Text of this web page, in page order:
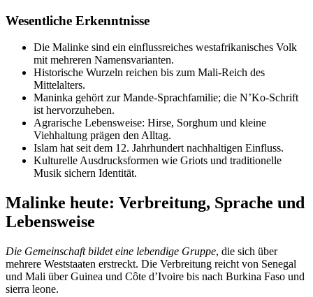
Wesentliche Erkenntnisse
Die Malinke sind ein einflussreiches westafrikanisches Volk
mit mehreren Namensvarianten.
Historische Wurzeln reichen bis zum Mali-Reich des
Mittelalters.
Maninka gehört zur Mande-Sprachfamilie; die N’Ko-Schrift
ist hervorzuheben.
Agrarische Lebensweise: Hirse, Sorghum und kleine
Viehhaltung prägen den Alltag.
Islam hat seit dem 12. Jahrhundert nachhaltigen Einfluss.
Kulturelle Ausdrucksformen wie Griots und traditionelle
Musik sichern Identität.
Malinke heute: Verbreitung, Sprache und
Lebensweise
Die Gemeinschaft bildet eine lebendige Gruppe, die sich über
mehrere Weststaaten erstreckt. Die Verbreitung reicht von Senegal
und Mali über Guinea und Côte d’Ivoire bis nach Burkina Faso und
sierra leone.